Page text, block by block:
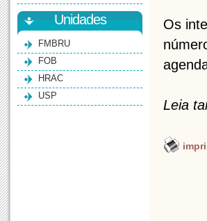
Unidades
FMBRU
FOB
HRAC
USP
Os
Leia